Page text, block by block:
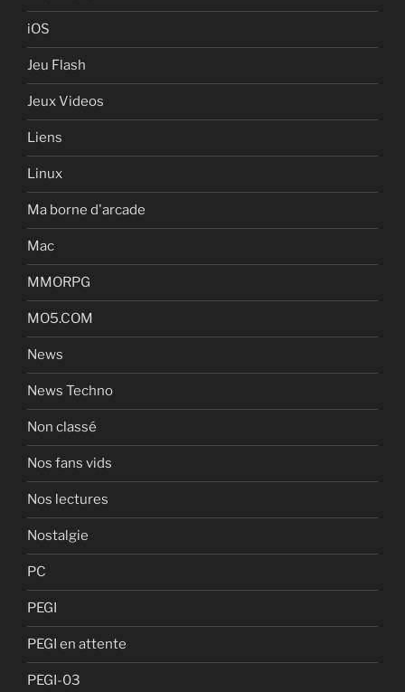
iOS
Jeu Flash
Jeux Videos
Liens
Linux
Ma borne d'arcade
Mac
MMORPG
MO5.COM
News
News Techno
Non classé
Nos fans vids
Nos lectures
Nostalgie
PC
PEGI
PEGI en attente
PEGI-03